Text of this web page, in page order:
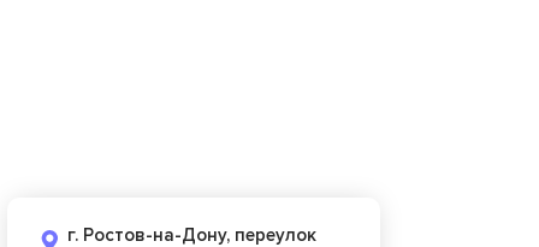
г. Ростов-на-Дону, переулок